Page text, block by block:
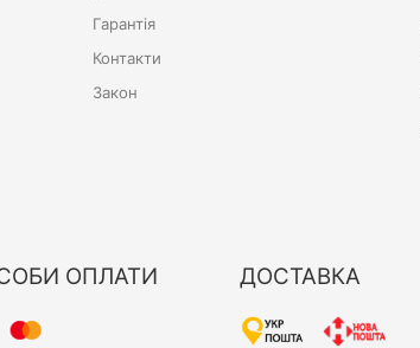
Гарантія
Контакти
Закон
ОПЛАТИ ДОСТАВКА